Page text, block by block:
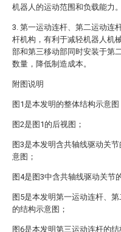
机器人的运动范围和负载能力。
3. 第一运动连杆、第二运动连
杆机构，有利于减轻机器人机
部和第三移动部同时安装于第
数量，降低制造成本。
附图说明
图1是本发明的整体结构示意图
图2是图1的后视图；
图3是本发明含共轴线驱动关
意图；
图4是图3中含共轴线驱动关节
图5是本发明第一运动连杆、
的结构示意图；
图6是本发明第三运动连杆的结